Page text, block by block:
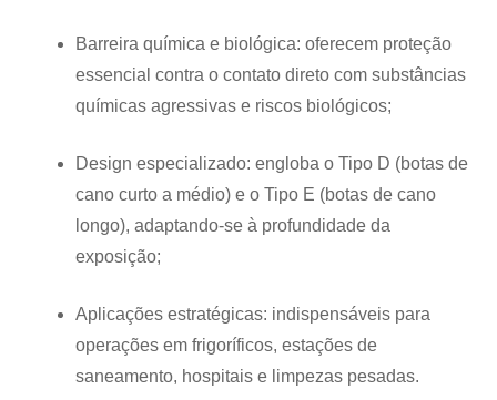
Barreira química e biológica: oferecem proteção
essencial contra o contato direto com substâncias
químicas agressivas e riscos biológicos;
Design especializado: engloba o Tipo D (botas de
cano curto a médio) e o Tipo E (botas de cano
longo), adaptando-se à profundidade da
exposição;
Aplicações estratégicas: indispensáveis para
operações em frigoríficos, estações de
saneamento, hospitais e limpezas pesadas.